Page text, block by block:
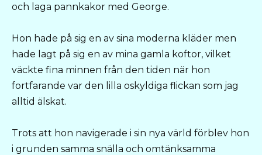
och laga pannkakor med George.
Hon hade på sig en av sina moderna kläder men
hade lagt på sig en av mina gamla koftor, vilket
väckte fina minnen från den tiden när hon
fortfarande var den lilla oskyldiga flickan som jag
alltid älskat.
Trots att hon navigerade i sin nya värld förblev hon
i grunden samma snälla och omtänksamma